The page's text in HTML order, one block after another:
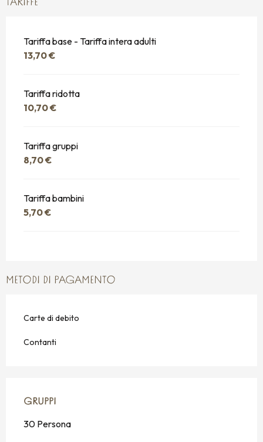
TARIFFE
Tariffa base - Tariffa intera adulti
13,70 €
Tariffa ridotta
10,70 €
Tariffa gruppi
8,70 €
Tariffa bambini
5,70 €
METODI DI PAGAMENTO
Carte di debito
Contanti
GRUPPI
GRUPPI
30 Persona